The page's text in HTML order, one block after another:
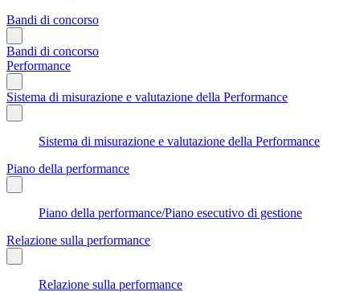
Bandi di concorso
Bandi di concorso
Performance
Sistema di misurazione e valutazione della Performance
Sistema di misurazione e valutazione della Performance
Piano della performance
Piano della performance/Piano esecutivo di gestione
Relazione sulla performance
Relazione sulla performance